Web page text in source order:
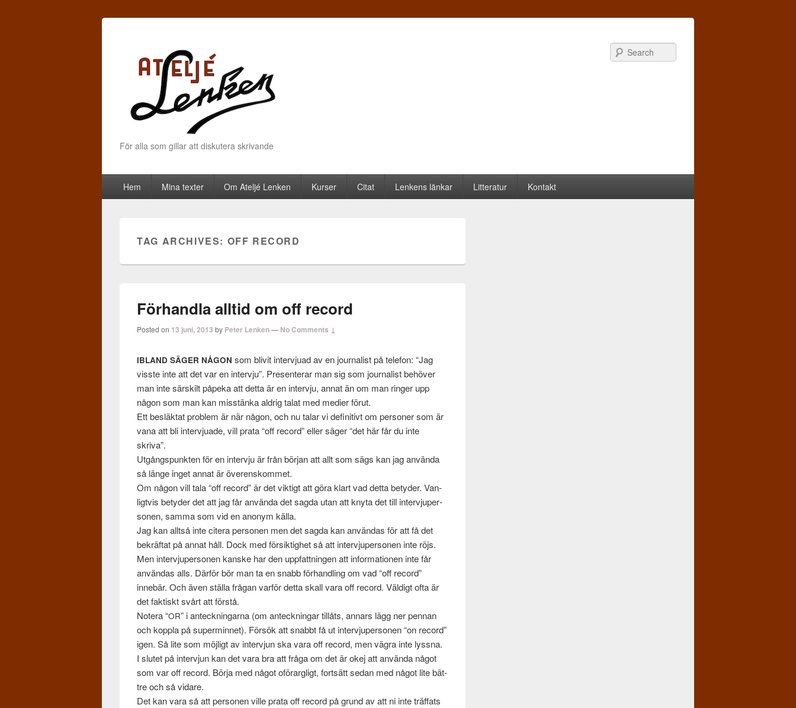
För alla som gillar att diskutera skrivande
Primary menu
Skip to primary content
Skip to secondary content
Hem Mina texter Om Ateljé Lenken Kurser Citat Lenkens länkar Litteratur Kontakt
TAG ARCHIVES: OFF RECORD
Förhandla alltid om off record
Posted on 13 juni, 2013 by Peter Lenken— No Comments ↓
IBLAND SÄGER NÅGON som blivit inter­vjuad av en jour­nal­ist på tele­fon: “Jag
vis­ste inte att det var en inter­vju”. Pre­sen­terar man sig som jour­nal­ist behöver
man inte särskilt påpeka att detta är en inter­vju, annat än om man ringer upp
någon som man kan mis­stänka aldrig talat med medier förut.
Ett besläk­tat prob­lem är när någon, och nu talar vi defin­i­tivt om per­soner som är
vana att bli inter­vjuade, vill prata “off record” eller säger “det här får du inte
skriva”.
Utgångspunk­ten för en inter­vju är från bör­jan att allt som sägs kan jag använda
så länge inget annat är överen­skom­met.
Om någon vill tala “off record” är det vik­tigt att göra klart vad detta bety­der. Van­
ligtvis bety­der det att jag får använda det sagda utan att knyta det till inter­vju­per­
so­nen, samma som vid en anonym källa.
Jag kan alltså inte cit­era per­so­nen men det sagda kan använ­das för att få det
bekräf­tat på annat håll. Dock med för­sik­tighet så att inter­vju­per­so­nen inte röjs.
Men inter­vju­per­so­nen kanske har den upp­fat­tnin­gen att infor­ma­tio­nen inte får
använ­das alls. Där­för bör man ta en snabb förhan­dling om vad “off record”
innebär. Och även ställa frå­gan var­för detta skall vara off record. Väldigt ofta är
det fak­tiskt svårt att förstå.
Notera “OR” i anteck­ningarna (om anteck­ningar tillåts, annars lägg ner pen­nan
och kop­pla på super­min­net). Försök att snabbt få ut inter­vju­per­so­nen “on record”
igen. Så lite som möjligt av inter­vjun ska vara off record, men vägra inte lyssna.
I slutet på inter­vjun kan det vara bra att fråga om det är okej att använda något
som var off record. Börja med något oförar­g­ligt, fort­sätt sedan med något lite bät­
tre och så vidare.
Det kan vara så att per­so­nen ville prata off record på grund av att ni inte träf­fats